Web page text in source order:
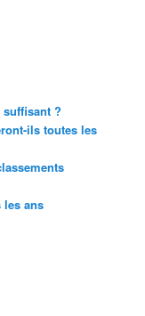
suffisant ?
ils toutes les
les ans